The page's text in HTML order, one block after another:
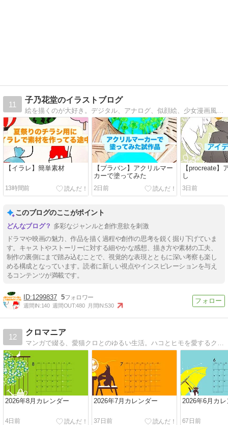
11
子乃花堂のイラストブログ
【イラレ】簡単素材
13時間前
【プラバン】アクリルマー
カーで塗ってみた
2日前
【procreate】
し
3日前
このブログのここがポイント
多彩なジャンルと創作意欲を刺激
ドラマや映画の魅力、作品を描く過程や創作の思考を鋭く掘り下げていま
す。キャストやストーリーに対する細やかな感想、描き方や素材の工夫、
制作の裏側にまで踏み込むことで、視覚的な表現とともに深い考察も楽し
める構成となっています。読者に新しい視点やインスピレーションを与え
るコンテンツが満載です。
1299837 5
週間IN:140 週間OUT:480 月間IN:530
12
クロマニア
マンガで綴る、愛猫クロとのゆるい生活。ハコとヒモを愛するクロネコとサケとハナに溺れるオバサンのグダグダな日常。
2026年8月カレンダー
4日前
2026年7月カレンダー
37日前
2026年6月カレ
67日前